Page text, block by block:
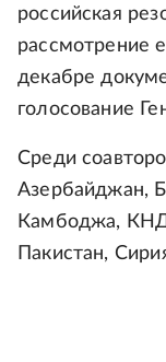
российская
рассмотрение
декабре
голосование
Среди
Азербайджан,
Камбоджа,
Пакистан,